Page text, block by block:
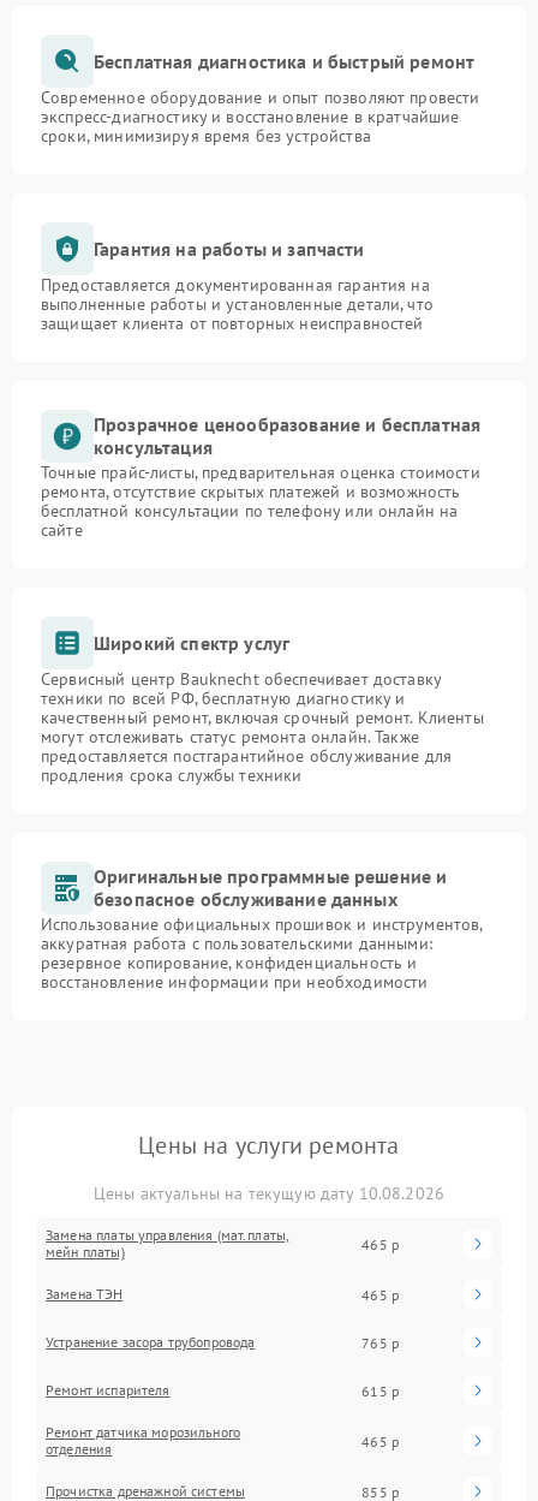
Бесплатная диагностика и быстрый ремонт
Современное оборудование и опыт позволяют провести
экспресс-диагностику и восстановление в кратчайшие
сроки, минимизируя время без устройства
Гарантия на работы и запчасти
Предоставляется документированная гарантия на
выполненные работы и установленные детали, что
защищает клиента от повторных неисправностей
Прозрачное ценообразование и бесплатная
консультация
Точные прайс-листы, предварительная оценка стоимости
ремонта, отсутствие скрытых платежей и возможность
бесплатной консультации по телефону или онлайн на
сайте
Широкий спектр услуг
Сервисный центр Bauknecht обеспечивает доставку
техники по всей РФ, бесплатную диагностику и
качественный ремонт, включая срочный ремонт. Клиенты
могут отслеживать статус ремонта онлайн. Также
предоставляется постгарантийное обслуживание для
продления срока службы техники
Оригинальные программные решение и
безопасное обслуживание данных
Использование официальных прошивок и инструментов,
аккуратная работа с пользовательскими данными:
резервное копирование, конфиденциальность и
восстановление информации при необходимости
Цены на услуги ремонта
Цены актуальны на текущую дату 10.08.2026
Замена платы управления (мат.платы,
мейн платы)
465 р
Замена ТЭН 465 р
Устранение засора трубопровода 765 р
Ремонт испарителя 615 р
Ремонт датчика морозильного
отделения
465 р
Прочистка дренажной системы 855 р